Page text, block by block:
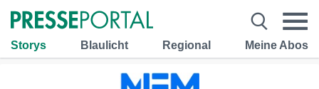
Storys Blaulicht Regional Meine Abos